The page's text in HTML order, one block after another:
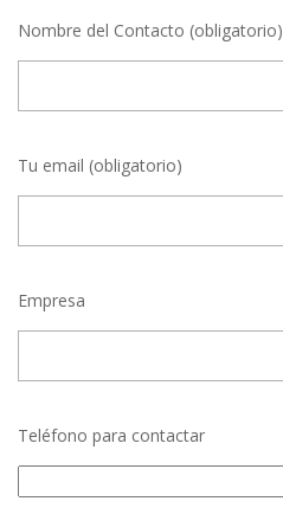
Nombre del Contacto (obligatorio)
Tu email (obligatorio)
Empresa
Teléfono para contactar